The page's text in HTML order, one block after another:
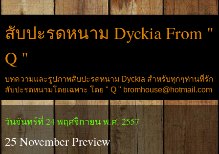
สับปะรดหนาม Dyckia From "
Q "
บทความและรูปภาพสับปะรดหนาม Dyckia สำหรับทุกๆท่านที่รัก
สับปะรดหนามโดยเฉพาะ โดย " Q " bromhouse@hotmail.com
วันจันทร์ที่ 24 พฤศจิกายน พ.ศ. 2557
25 November Preview